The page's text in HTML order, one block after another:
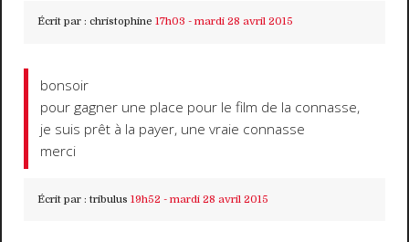
Écrit par : christophine 17h03 - mardi 28 avril 2015
bonsoir
pour gagner une place pour le film de la connasse,
je suis prêt à la payer, une vraie connasse
merci
Écrit par :tribulus 19h52 - mardi 28 avril 2015